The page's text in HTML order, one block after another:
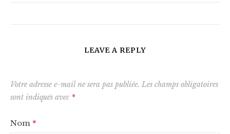
LEAVE A REPLY
Votre adresse e-mail ne sera pas publiée. Les champs obligatoires
sont indiqués avec *
Nom *